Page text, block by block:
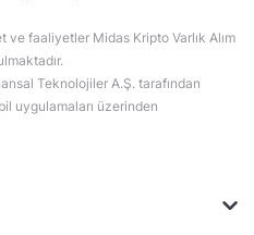
ve faaliyetler Midas Kripto Varlık Alım
Teknolojiler A.Ş. tarafından
uygulamaları üzerinden